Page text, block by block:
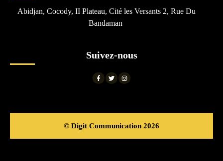
Abidjan, Cocody, II Plateau, Cité les Versants 2, Rue Du
Bandaman
Suivez-nous
© Digit Communication 2026